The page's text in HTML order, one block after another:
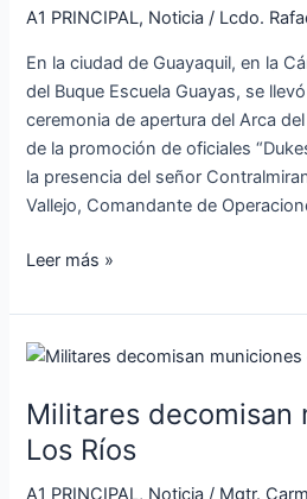
A1 PRINCIPAL, Noticia / Lcdo.
En la ciudad de Guayaquil, en la
del Buque Escuela Guayas, se
ceremonia de apertura del Arca
de la promoción de oficiales
la presencia del señor
Vallejo, Comandante de
Recuerdo
del
Futuro
de
la
promoción
“Dukes
Leer más »
Militares decomisan
Los Ríos
A1 PRINCIPAL, Noticia / Mgtr.
Militares
municiones
en
Los